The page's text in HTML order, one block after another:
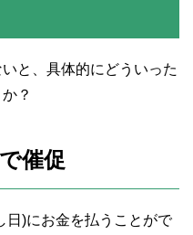
と、具体的にどういった
？
催促
日)にお金を払うことがで